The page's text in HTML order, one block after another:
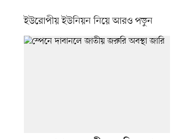
ইউরোপীয় ইউনিয়ন নিয়ে আরও পড়ুন